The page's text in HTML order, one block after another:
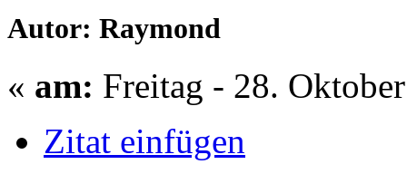
Autor: Raymond
« am: Freitag - 28.
Zitat einfügen